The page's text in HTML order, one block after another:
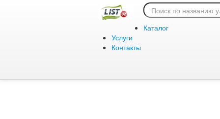
Каталог
Услуги
Контакты
Ошибка